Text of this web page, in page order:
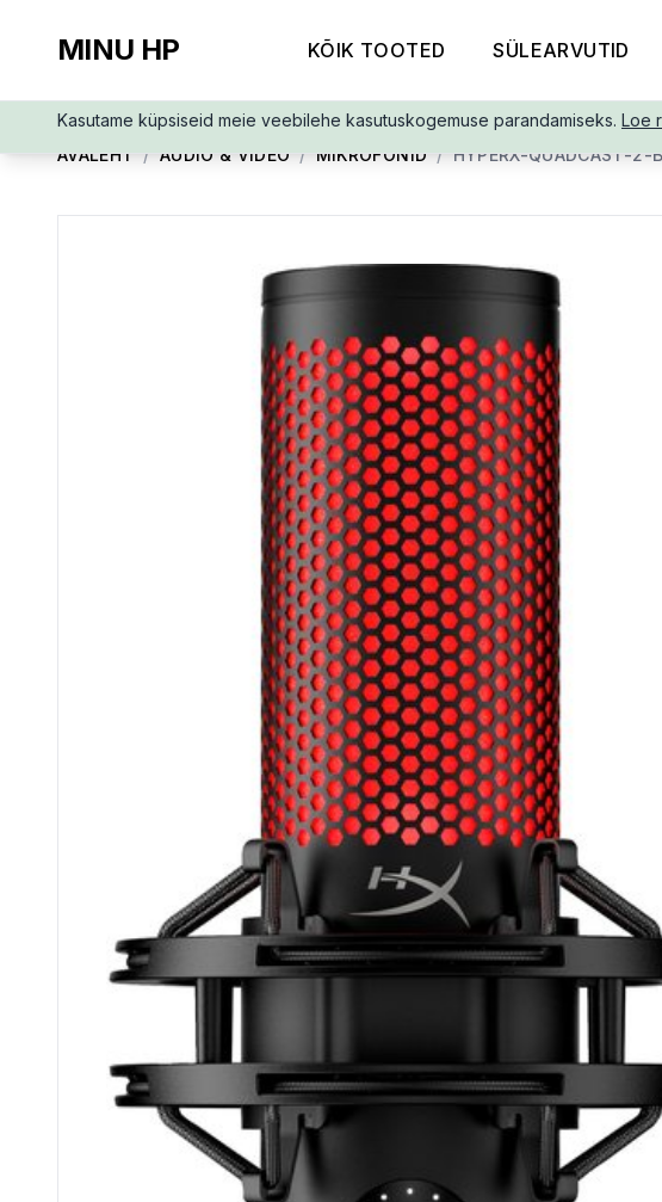
MINU HP KÕIK TOOTED SÜLEARVUTID
Kasutame küpsiseid meie veebilehe kasutuskogemuse parandamiseks. Loe
AVALEHT / AUDIO & VIDEO / MIKROFONID / HYPERX-QUADCAST-2-